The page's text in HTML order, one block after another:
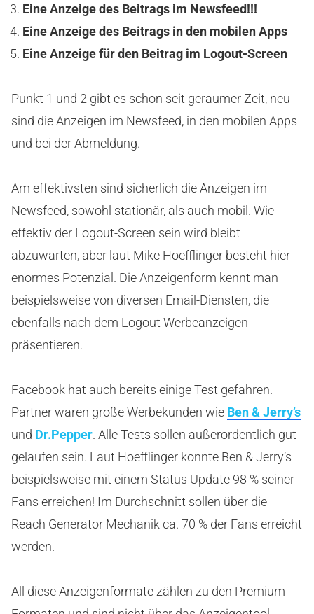
Eine Anzeige des Beitrags im Newsfeed!!!
Eine Anzeige des Beitrags in den mobilen Apps
Eine Anzeige für den Beitrag im Logout-Screen
Punkt 1 und 2 gibt es schon seit geraumer Zeit, neu
sind die Anzeigen im Newsfeed, in den mobilen Apps
und bei der Abmeldung.
Am effektivsten sind sicherlich die Anzeigen im
Newsfeed, sowohl stationär, als auch mobil. Wie
effektiv der Logout-Screen sein wird bleibt
abzuwarten, aber laut Mike Hoefflinger besteht hier
enormes Potenzial. Die Anzeigenform kennt man
beispielsweise von diversen Email-Diensten, die
ebenfalls nach dem Logout Werbeanzeigen
präsentieren.
Facebook hat auch bereits einige Test gefahren.
Partner waren große Werbekunden wie Ben & Jerry’s
und Dr.Pepper. Alle Tests sollen außerordentlich gut
gelaufen sein. Laut Hoefflinger konnte Ben & Jerry’s
beispielsweise mit einem Status Update 98 % seiner
Fans erreichen! Im Durchschnitt sollen über die
Reach Generator Mechanik ca. 70 % der Fans erreicht
werden.
All diese Anzeigenformate zählen zu den Premium-